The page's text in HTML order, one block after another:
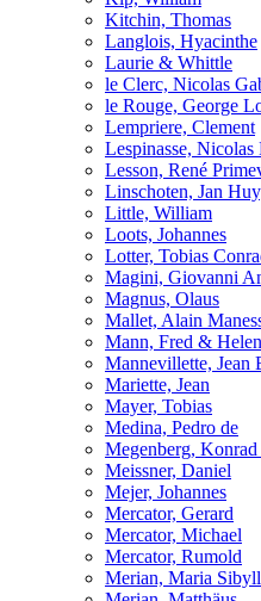
Kitchin, Thomas
Langlois, Hyacinthe
Laurie & Whittle
le Clerc, Nicolas
le Rouge, George
Lempriere, Clement
Lespinasse, Nicolas
Lesson, René
Linschoten, Jan
Little, William
Loots, Johannes
Lotter, Tobias
Magini, Giovanni
Magnus, Olaus
Mallet, Alain
Mann, Fred & Helen
Mannevillette, Jean
Mariette, Jean
Mayer, Tobias
Medina, Pedro de
Megenberg, Konrad
Meissner, Daniel
Mejer, Johannes
Mercator, Gerard
Mercator, Michael
Mercator, Rumold
Merian, Maria